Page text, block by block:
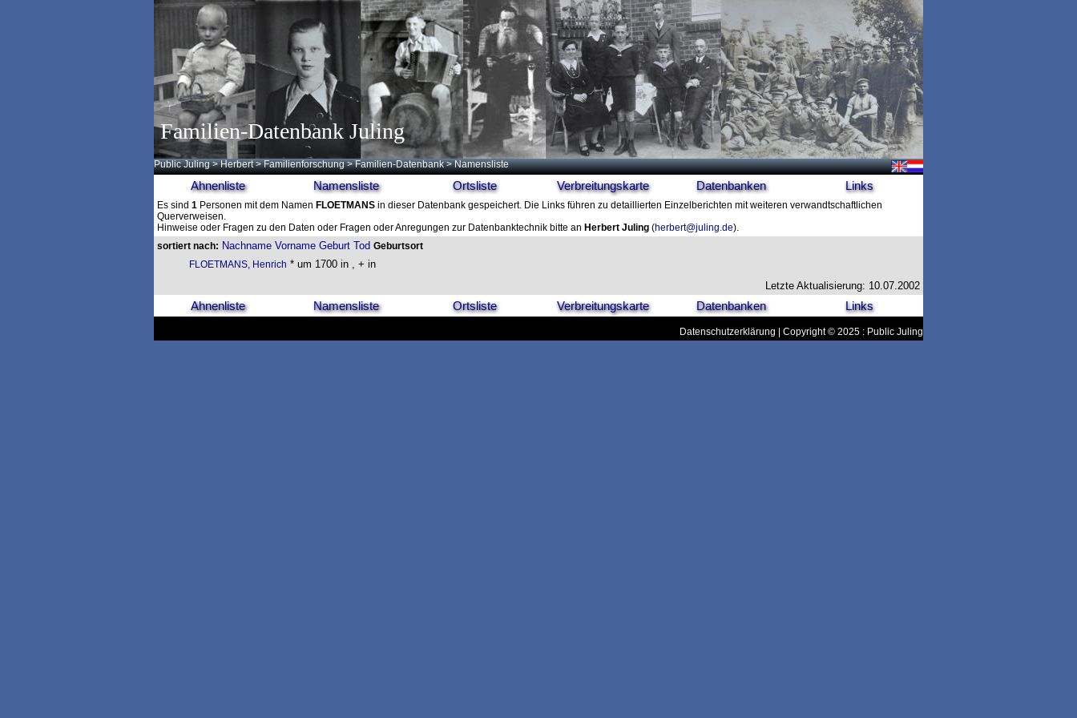
Familien-Datenbank Juling
Public Juling >Herbert >Familienforschung >Familien-Datenbank > Namensliste
Ahnenliste Namensliste Ortsliste Verbreitungskarte Datenbanken Links
Es sind 1 Personen mit dem Namen FLOETMANS in dieser Datenbank gespeichert. Die Links führen zu detaillierten Einzelberichten mit weiteren verwandtschaftlichen
Querverweisen.
Hinweise oder Fragen zu den Daten oder Fragen oder Anregungen zur Datenbanktechnik bitte an Herbert Juling (herbert@juling.de).
sortiert nach: Nachname Vorname Geburt Tod Geburtsort
FLOETMANS, Henrich * um 1700 in , + in
Letzte Aktualisierung: 10.07.2002
Ahnenliste Namensliste Ortsliste Verbreitungskarte Datenbanken Links
Datenschutzerklärung | Copyright © 2025 : Public Juling